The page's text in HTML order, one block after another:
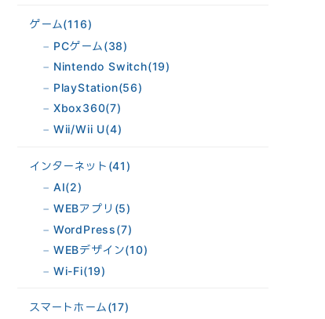
ゲーム(116)
PCゲーム(38)
Nintendo Switch(19)
PlayStation(56)
Xbox360(7)
Wii/Wii U(4)
インターネット (41)
AI(2)
WEBアプリ (5)
WordPress(7)
WEBデザイン(10)
Wi-Fi(19)
スマートホーム(17)